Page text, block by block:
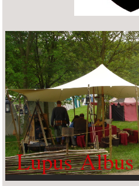
Lupus Albus